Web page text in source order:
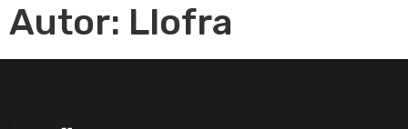
Autor: Llofra